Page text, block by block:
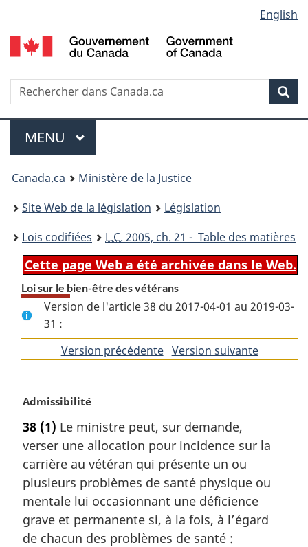
au
contenu
propos
de
la
HTML
simplifiée
selection
English
Recherche
Menu
MENU PRINCIPAL
You
are
here:
Canada.ca
Ministère de la Justice
Site Web de la législation
Législation
Lois codifiées
L.C. 2005, ch. 21 - Table des matières
Cette page Web a été archivée dans le Web.
Loi sur le bien-être des vétérans
Version de l'article 38 du 2017-04-01 au 2019-03-
31 :
Version précédentedeVersion suivantede
N
t
e
m
a
r
g
i
n
Admissibilité
38 (1) Le ministre peut, sur demande,
verser une allocation pour incidence sur la
carrière au vétéran qui présente un ou
plusieurs problèmes de santé physique ou
mentale lui occasionnant une déficience
grave et permanente si, à la fois, à l’égard
de chacun des problèmes de santé :